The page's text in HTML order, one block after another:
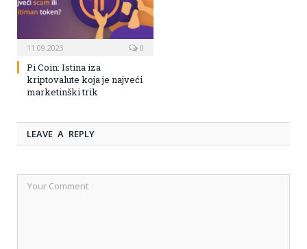
11.09.2023 0
Pi Coin: Istina iza
kriptovalute koja je najveći
marketinški trik
LEAVE A REPLY